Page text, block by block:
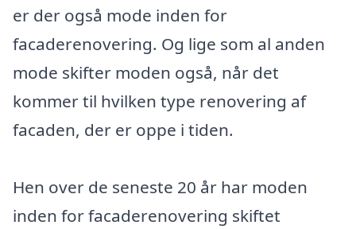
er der også mode inden for
facaderenovering. Og lige som al anden
mode skifter moden også, når det
kommer til hvilken type renovering af
facaden, der er oppe i tiden.
Hen over de seneste 20 år har moden
inden for facaderenovering skiftet